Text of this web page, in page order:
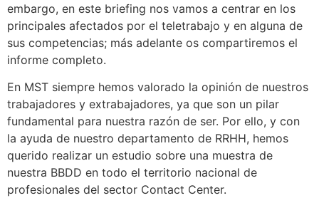
embargo, en este briefing nos vamos a centrar en los
principales afectados por el teletrabajo y en alguna de
sus competencias; más adelante os compartiremos el
informe completo.
En MST siempre hemos valorado la opinión de nuestros
trabajadores y extrabajadores, ya que son un pilar
fundamental para nuestra razón de ser. Por ello, y con
la ayuda de nuestro departamento de RRHH, hemos
querido realizar un estudio sobre una muestra de
nuestra BBDD en todo el territorio nacional de
profesionales del sector Contact Center.